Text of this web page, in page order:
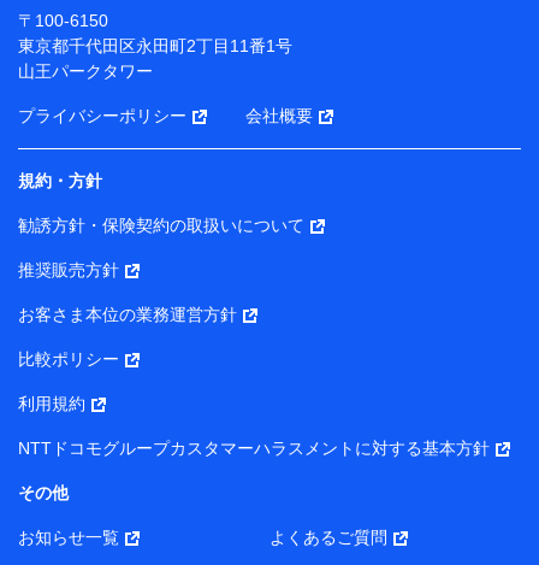
ため
（各サービスで取得したサービス利用履歴、ウェブサイ
トの閲覧履歴、購買履歴、ご契約内容等のパーソナルデ
ータを分析して、お客さまの趣味・嗜好・傾向に応じた
サービス・商品等に関するご提案や広告の配信等を行う
ことがあります。）
各種セミナーの開催のため
コンサルティングサービスの実施のため
アンケートやキャンペーン等の実施のため
上記に係る案内・手続き・管理等付帯業務を行うため
所・代表者名】
り）
株式会社NTTドコモ・フィナンシャルグループ 代表取締役
社長 廣井 孝史
東京都中央区日本橋人形町2-14-10 アーバンネット日本橋
株式会社ドコモ・インシュアランス 代表取締役社長 吉
〒100-6150
東京都千代田区永田町2丁目11番1号
山王パークタワー
プライバシーポリシー 会社概要
規約・方針
勧誘方針・保険契約の取扱いについて
推奨販売方針
お客さま本位の業務運営方針
比較ポリシー
利用規約
NTTドコモグループカスタマーハラスメントに対する基本方針
その他
お知らせ一覧 よくあるご質問